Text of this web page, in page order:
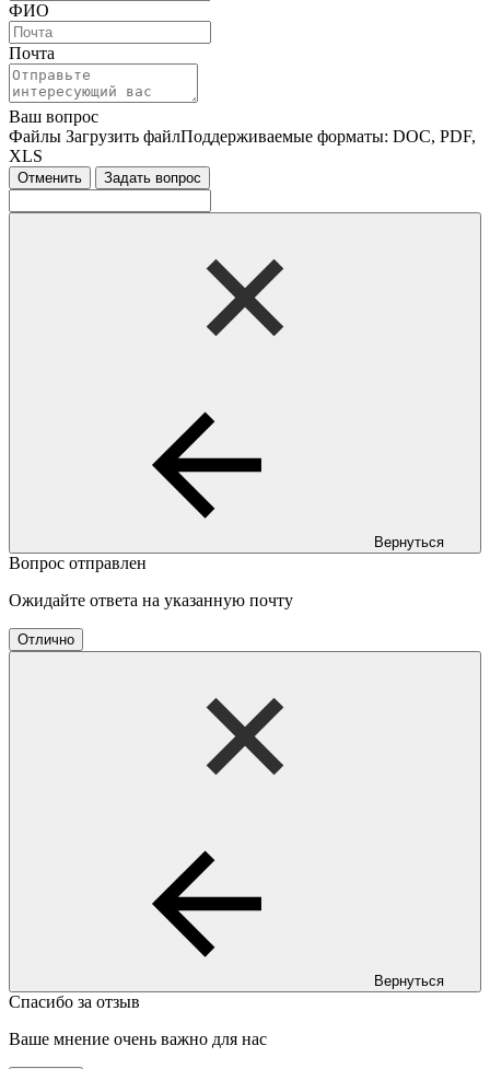
ФИО
Почта
Ваш вопрос
Файлы Загрузить файлПоддерживаемые форматы: DOC, PDF,
XLS
Отменить Задать вопрос
Вернуться
Вопрос отправлен
Ожидайте ответа на указанную почту
Отлично
Вернуться
Спасибо за отзыв
Ваше мнение очень важно для нас